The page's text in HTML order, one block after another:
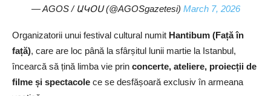
— AGOS / ԱԿՕՍ (@AGOSgazetesi) March 7, 2026
Organizatorii unui festival cultural numit Hantibum (Față în
față), care are loc până la sfârșitul lunii martie la Istanbul,
încearcă să țină limba vie prin concerte, ateliere, proiecții de
filme și spectacole ce se desfășoară exclusiv în armeana